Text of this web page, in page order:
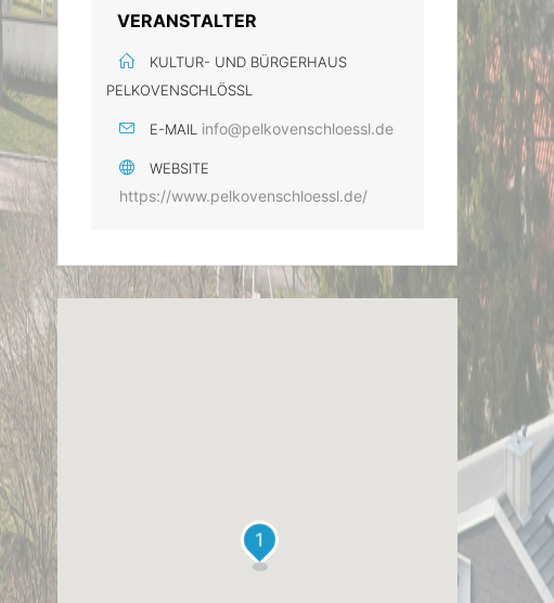
VERANSTALTER
KULTUR- UND BÜRGERHAUS
PELKOVENSCHLÖSSL
E-MAIL info@pelkovenschloessl.de
WEBSITE
https://www.pelkovenschloessl.de/
1